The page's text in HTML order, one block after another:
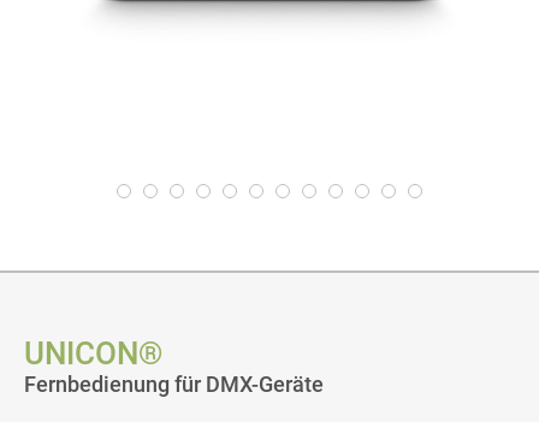
UNICON®
Fernbedienung für DMX-Geräte